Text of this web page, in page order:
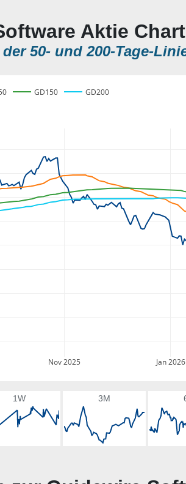
Aktie Chart
50- und 200-Tage-
Nov 2025 Jan 2026
GD150 GD200
1W 3M